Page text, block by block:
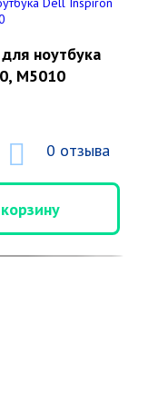
ноутбука
M5010
0 отзыва